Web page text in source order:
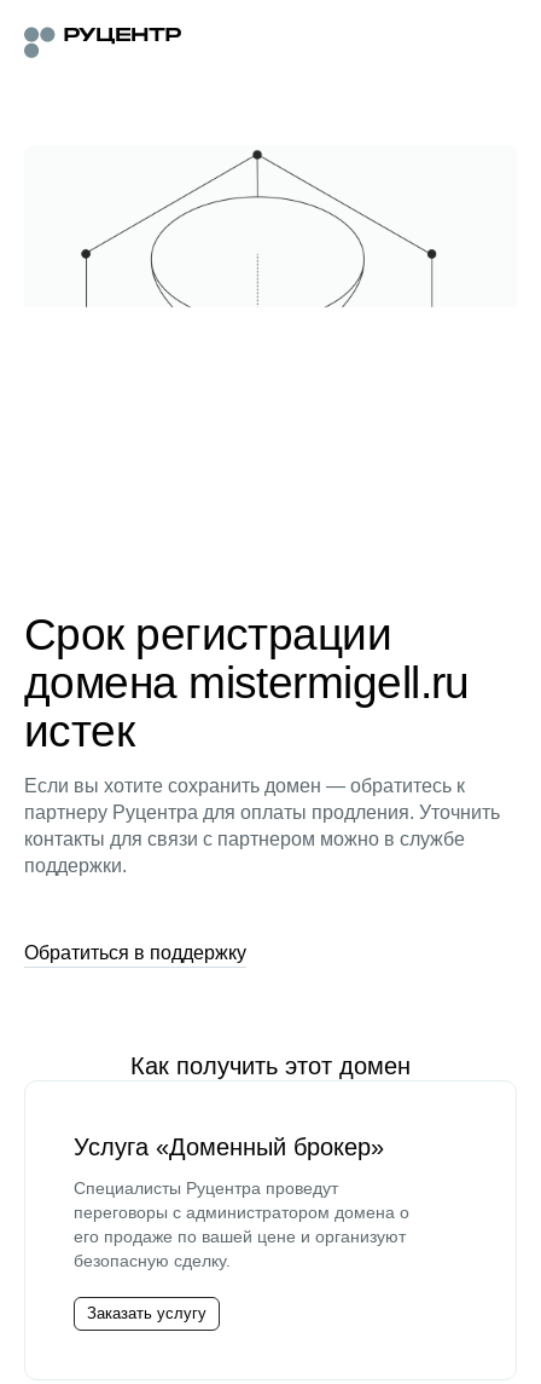
Срок регистрации
домена mistermigell.ru
истек
Если вы хотите сохранить домен — обратитесь к
партнеру Руцентра для оплаты продления. Уточнить
контакты для связи с партнером можно в службе
поддержки.
Обратиться в поддержку
Как получить этот домен
Услуга «Доменный брокер»
Специалисты Руцентра проведут
переговоры с администратором домена о
его продаже по вашей цене и организуют
безопасную сделку.
Заказать услугу